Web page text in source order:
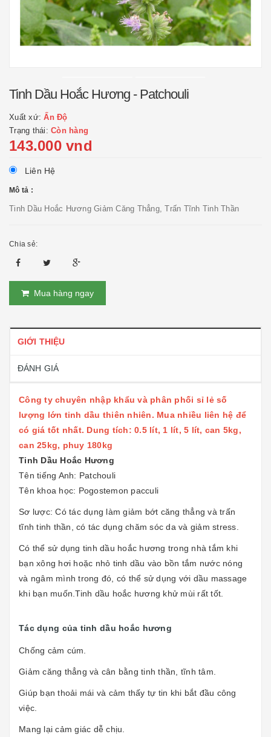
Tinh Dầu Hoắc Hương - Patchouli
Xuất xứ:Ấn Độ
Trạng thái: Còn hàng
143.000 vnd
Liên Hệ
Mô tả :
Tinh Dầu Hoắc Hương Giảm Căng Thẳng, Trấn Tĩnh Tinh Thần
Chia sẻ:
Mua hàng ngay
GIỚI THIỆU
ĐÁNH GIÁ
Công ty chuyên nhập khẩu và phân phối sỉ lẻ số
lượng lớn tinh dầu thiên nhiên. Mua nhiều liên hệ để
có giá tốt nhất. Dung tích: 0.5 lít, 1 lít, 5 lít, can 5kg,
can 25kg, phuy 180kg
Tinh Dầu Hoắc Hương
Tên tiếng Anh: Patchouli
Tên khoa học: Pogostemon pacculi
Sơ lược: Có tác dụng làm giảm bớt căng thẳng và trấn
tĩnh tinh thần, có tác dụng chăm sóc da và giảm stress.
Có thể sử dụng tinh dầu hoắc hương trong nhà tắm khi
bạn xông hơi hoặc nhỏ tinh dầu vào bồn tắm nước nóng
và ngâm mình trong đó, có thể sử dụng với dầu massage
khi bạn muốn.Tinh dầu hoắc hương khử mùi rất tốt.
Tác dụng của tinh dầu hoắc hương
Chống cảm cúm.
Giảm căng thẳng và cân bằng tinh thần, tĩnh tâm.
Giúp bạn thoải mái và cảm thấy tự tin khi bắt đầu công
việc.
Mang lại cảm giác dễ chịu.